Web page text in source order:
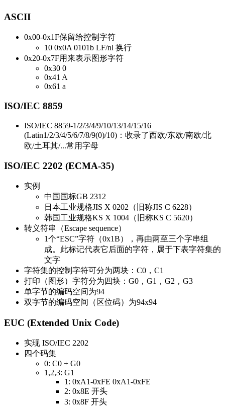
ASCII
0x00-0x1F保留给控制字符
10 0x0A 0101b LF/nl 换行
0x20-0x7F用来表示图形字符
0x30 0
0x41 A
0x61 a
ISO/IEC 8859
ISO/IEC 8859-1/2/3/4/9/10/13/14/15/16
(Latin1/2/3/4/5/6/7/8/9(0)/10)：收录了西欧/东欧/南欧/北
欧/土耳其/...常用字母
ISO/IEC 2202 (ECMA-35)
实例
中国国标GB 2312
日本工业规格JIS X 0202（旧称JIS C 6228）
韩国工业规格KS X 1004（旧称KS C 5620）
转义符串（Escape sequence）
1个“ESC”字符（0x1B），再由两至三个字串组
成。此标记代表它后面的字符，属于下表字符集的
文字
字符集的控制字符可分为两块：C0，C1
打印（图形）字符分为四块：G0，G1，G2，G3
单字节的编码空间为94
双字节的编码空间（区位码）为94x94
EUC (Extended Unix Code)
实现 ISO/IEC 2202
四个码集
0: C0 + G0
1,2,3: G1
1: 0xA1-0xFE 0xA1-0xFE
2: 0x8E 开头
3: 0x8F 开头